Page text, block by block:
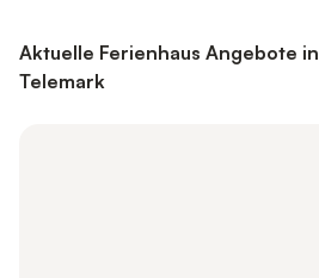
Aktuelle Ferienhaus Angebote in
Telemark